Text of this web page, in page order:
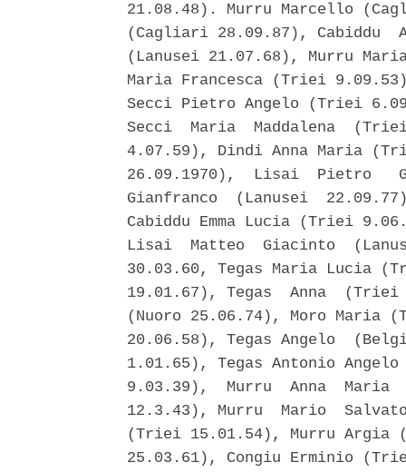
21.08.48). Murru Marcello
(Cagliari 28.09.87), Cabiddu
(Lanusei 21.07.68), Murru
Maria Francesca (Triei
Secci Pietro Angelo (Triei
Secci  Maria  Maddalena
4.07.59), Dindi Anna Maria
26.09.1970),  Lisai  Pietro
Gianfranco  (Lanusei
Cabiddu Emma Lucia (Triei
Lisai  Matteo  Giacinto
30.03.60, Tegas Maria Lucia
19.01.67), Tegas  Anna
(Nuoro 25.06.74), Moro
20.06.58), Tegas Angelo
1.01.65), Tegas Antonio
9.03.39),  Murru  Anna
12.3.43), Murru  Mario
(Triei 15.01.54), Murru Argia
25.03.61), Congiu Erminio